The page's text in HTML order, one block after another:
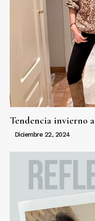
Tendencia invierno
Diciembre 22, 2024